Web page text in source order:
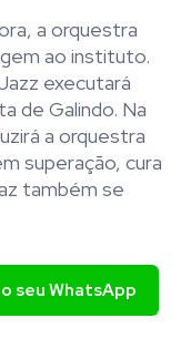
a orquestra
ao instituto.
executará
de Galindo. Na
a orquestra
superação, cura
também se
seu WhatsApp